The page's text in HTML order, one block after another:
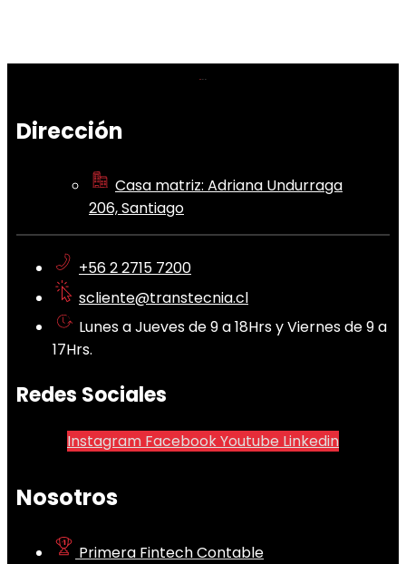
Dirección
Casa matriz: Adriana Undurraga
206, Santiago
+56 2 2715 7200
scliente@transtecnia.cl
Lunes a Jueves de 9 a 18Hrs y Viernes de 9 a
17Hrs.
Redes Sociales
Instagram FacebookYoutube Linkedin
Nosotros
Primera Fintech Contable